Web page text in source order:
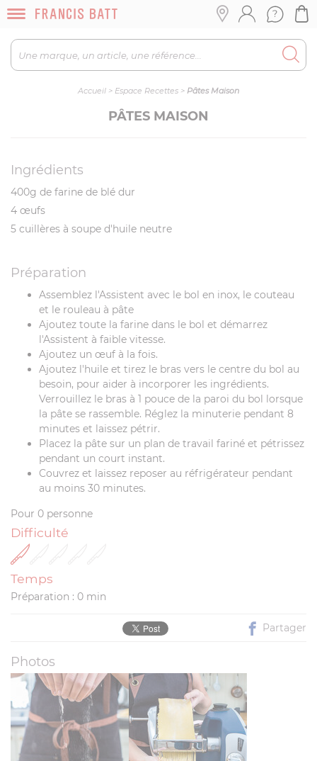
Accueil > Espace Recettes > Pâtes Maison
PÂTES MAISON
Ingrédients
400g de farine de blé dur
4 œufs
5 cuillères à soupe d'huile neutre
Préparation
Assemblez l'Assistent avec le bol en inox, le couteau
et le rouleau à pâte
Ajoutez toute la farine dans le bol et démarrez
l'Assistent à faible vitesse.
Ajoutez un œuf à la fois.
Ajoutez l'huile et tirez le bras vers le centre du bol au
besoin, pour aider à incorporer les ingrédients.
Verrouillez le bras à 1 pouce de la paroi du bol lorsque
la pâte se rassemble. Réglez la minuterie pendant 8
minutes et laissez pétrir.
Placez la pâte sur un plan de travail fariné et pétrissez
pendant un court instant.
Couvrez et laissez reposer au réfrigérateur pendant
au moins 30 minutes.
Pour 0 personne
Difficulté
Temps
Préparation : 0 min
Partager
Photos